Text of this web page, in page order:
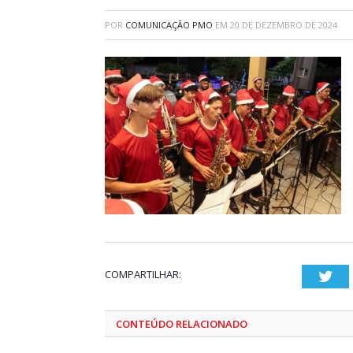
POR COMUNICAÇÃO PMO EM 20 DE DEZEMBRO DE 2024
COMPARTILHAR:
CONTEÚDO RELACIONADO